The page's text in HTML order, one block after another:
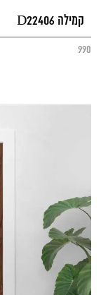
קמילה D22406
990